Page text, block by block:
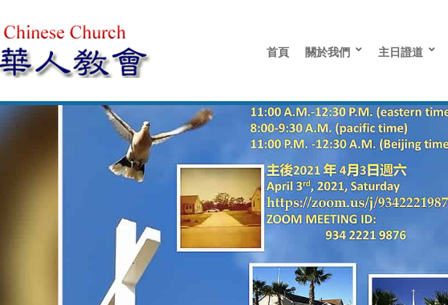
首頁 關於我們 主日證道